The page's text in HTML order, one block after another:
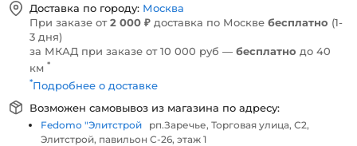
Доставка по городу: Москва
При заказе от2 000 ₽ доставка по Москве бесплатно (1-
3 дня)
за МКАД при заказе от 10 000 руб — бесплатно до 40
км *
*Подробнее о доставке
Возможен самовывоз из магазина по адресу:
Fedomo "Элитстрой
рп.Заречье, Торговая улица, С2,
Элитстрой, павильон С-26, этаж 1